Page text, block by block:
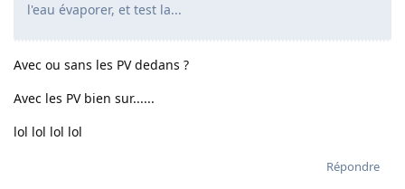
l'eau évaporer, et test la...
Avec ou sans les PV dedans ?
Avec les PV bien sur......
lol lol lol lol
Répondre